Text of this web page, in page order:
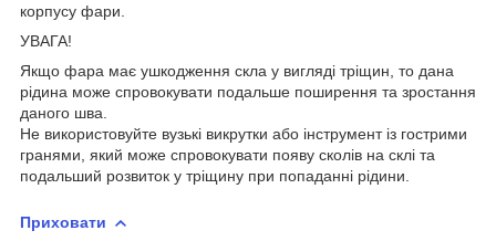
корпусу фари.
УВАГА!
Якщо фара має ушкодження скла у вигляді тріщин, то дана
рідина може спровокувати подальше поширення та зростання
даного шва.
Не використовуйте вузькі викрутки або інструмент із гострими
гранями, який може спровокувати появу сколів на склі та
подальший розвиток у тріщину при попаданні рідини.
Приховати